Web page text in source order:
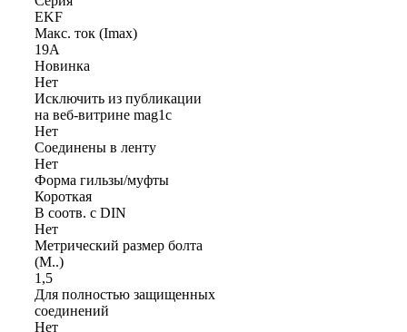
EKF
Макс. ток (Imax)
19А
Новинка
Нет
Исключить из публикации
на веб-витрине mag1c
Нет
Соединены в ленту
Нет
Форма гильзы/муфты
Короткая
В соотв. с DIN
Нет
Метрический размер болта
(М..)
1,5
Для полностью защищенных
соединений
Нет